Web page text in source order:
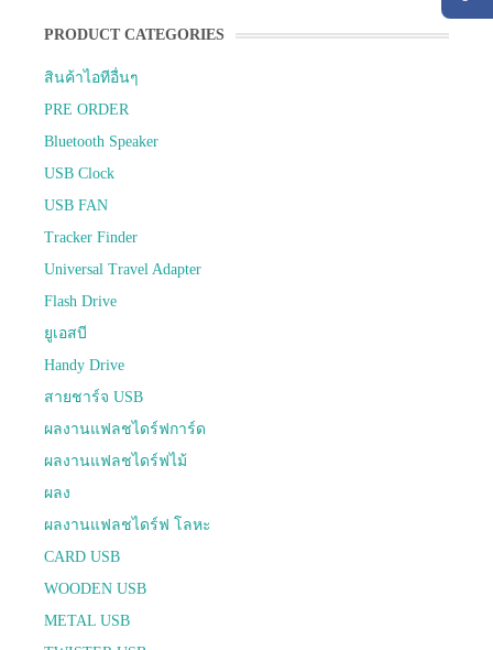
PRODUCT CATEGORIES
สินค้าไอทีอื่นๆ
PRE ORDER
Bluetooth Speaker
USB Clock
USB FAN
Tracker Finder
Universal Travel Adapter
Flash Drive
ยูเอสบี
Handy Drive
สายชาร์จ USB
ผลงานแฟลชไดร์ฟการ์ด
ผลงานแฟลชไดร์ฟไม้
ผลง
ผลงานแฟลชไดร์ฟ โลหะ
CARD USB
WOODEN USB
METAL USB